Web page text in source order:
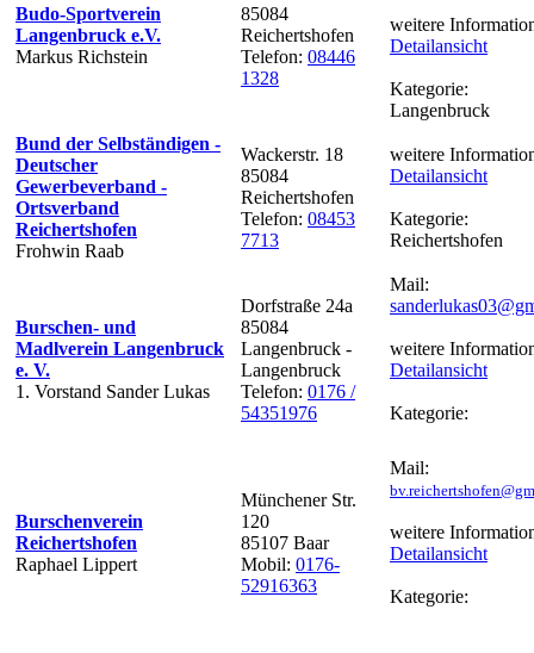
Budo-Sportverein
Langenbruck e.V.
Markus Richstein
85084
Reichertshofen
Telefon: 08446
1328
weitere
Detailansicht
Kategorie:
Langenbruck
Bund der Selbständigen -
Deutscher
Gewerbeverband -
Ortsverband
Reichertshofen
Frohwin Raab
Wackerstr. 18
85084
Reichertshofen
Telefon: 08453
7713
weitere
Detailansicht
Kategorie:
Reichertshofen
Burschen- und
Madlverein Langenbruck
e. V.
1. Vorstand Sander Lukas
Dorfstraße 24a
85084
Langenbruck -
Langenbruck
Telefon: 0176 /
54351976
Mail:
weitere
Detailansicht
Kategorie:
Burschenverein
Reichertshofen
Raphael Lippert
Münchener Str.
120
85107 Baar
Mobil: 0176-
52916363
Mail:
weitere
Detailansicht
Kategorie: